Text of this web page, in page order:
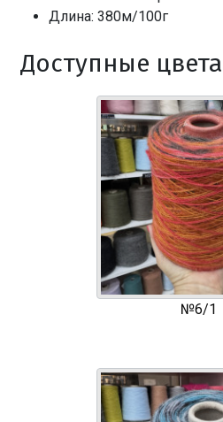
Длина: 380м/100г
Доступные цвета
№6/1